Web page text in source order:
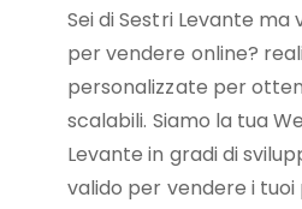
Sei di Sestri Levante
per vendere online?
personalizzate per
scalabili. Siamo la tua
Levante in gradi di
valido per vendere i